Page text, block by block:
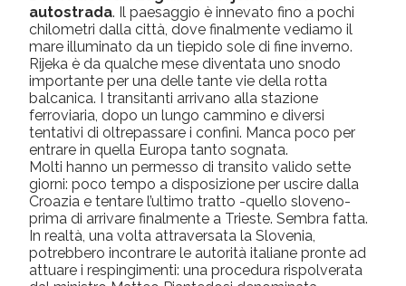
autostrada. Il paesaggio è innevato fino a pochi
chilometri dalla città, dove finalmente vediamo il
mare illuminato da un tiepido sole di fine inverno.
Rijeka è da qualche mese diventata uno snodo
importante per una delle tante vie della rotta
balcanica. I transitanti arrivano alla stazione
ferroviaria, dopo un lungo cammino e diversi
tentativi di oltrepassare i confini. Manca poco per
entrare in quella Europa tanto sognata.
Molti hanno un permesso di transito valido sette
giorni: poco tempo a disposizione per uscire dalla
Croazia e tentare l’ultimo tratto -quello sloveno-
prima di arrivare finalmente a Trieste. Sembra fatta.
In realtà, una volta attraversata la Slovenia,
potrebbero incontrare le autorità italiane pronte ad
attuare i respingimenti: una procedura rispolverata